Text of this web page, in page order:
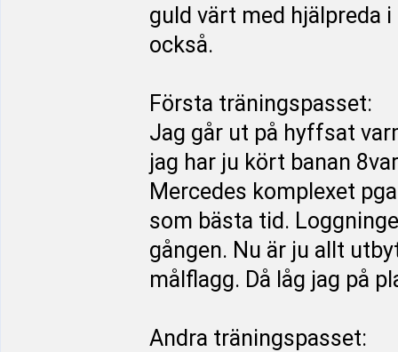
guld värt med hjälpreda
också.
Första träningspasset:
Jag går ut på hyffsat
jag har ju kört banan
Mercedes komplexet
som bästa tid.
gången. Nu är ju allt
målflagg. Då låg jag på
Andra träningspasset: